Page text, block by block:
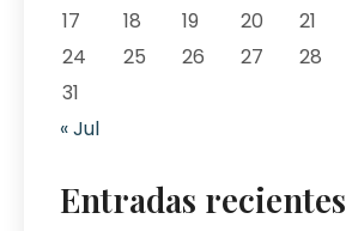
17
18 19 20 21
24
25 26 27 28
31
« Jul
Entradas recientes